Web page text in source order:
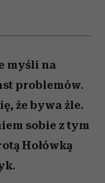
myśli na
problemów.
że bywa źle.
sobie z tym
Hołówką